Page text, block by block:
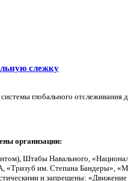
слежку
глобального
организации:
Штабы Навального,
им. Степана Бандеры»,
и запрещены: